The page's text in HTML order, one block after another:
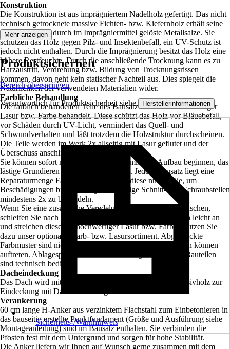
Konstruktion
Die Konstruktion ist aus imprägniertem Nadelholz gefertigt. Das nicht
technisch getrocknete massive Fichten- bzw. Kiefernholz erhält seine
grünliche Farbe durch im Imprägniermittel gelöste Metallsalze. Sie
schützen das Holz gegen Pilz- und Insektenbefall, ein UV-Schutz ist
jedoch nicht enthalten. Durch die Imprägnierung besitzt das Holz eine
höhere Restfeuchte. Durch die anschließende Trocknung kann es zu
Harzaustritt, Verdrehung bzw. Bildung von Trocknungsrissen
kommen, davon geht kein statischer Nachteil aus. Dies spiegelt die
Natürlichkeit der verwendeten Materialien wider.
Farbliche Behandlung
Die farblich behandelten Teile des Bausatzes sind mit hochwertiger
Lasur bzw. Farbe behandelt. Diese schützt das Holz vor Bläuebefall,
vor Schäden durch UV-Licht, vermindert das Quell- und
Schwundverhalten und läßt trotzdem die Holzstruktur durchscheinen.
Die Teile werden im Werk 2x allseitig mit Lasur geflutet und der
Überschuss anschließend abgebürstet.
Sie können sofort nach der Anlieferung mit dem Aufbau beginnen, das
lästige Grundieren und Streichen entfällt. Jedem Bausatz liegt eine
Reparaturmenge Farbe, bzw. Lasur bei, diese nutzen Sie, um
Beschädigungen bzw. montagenotwendige Schnitt- und Schraubstellen
mindestens 2x zu behandeln.
Wenn Sie eine zusätzliche Veredelung der Oberfläche wünschen,
schleifen Sie nach der Montage die sichtbaren Oberflächen leicht an
und streichen diese mit hochwertiger Lasur bzw. Farbe. Nutzen Sie
dazu unser optionales Farb- bzw. Lasursortiment. Abgedruckte
Farbmuster sind nicht verbindlich, farbliche Abweichungen können
auftreten. Ablagespuren bei farblich allseitig behandelten Bauteilen
sind technisch bedingt.
Dacheindeckung
Das Dach wird mit 20 mm starker Dachschalung aus Massivholz zur
Eindeckung mit Dachschindeln geliefert.
Verankerung
60 cm lange H-Anker aus verzinktem Flachstahl zum Einbetonieren in
das bauseitig erstellte Punktfundament (Größe und Ausführung siehe
Montageanleitung) sind im Bausatz enthalten. Sie verbinden die
Pfosten fest mit dem Untergrund und sorgen für hohe Stabilität.
Die Anker liefern wir Ihnen auf Wunsch gerne zusammen mit dem
Mehr anzeigen
Produktsicherheit
Bereich überspringen
Verantwortlich für Produktsicherheit siehe Herstellerinformationen .
Sicherheits-/Warnhinweis